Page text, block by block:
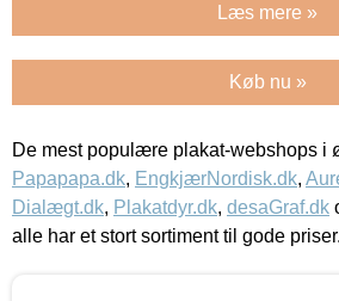
Læs mere »
Køb nu »
De mest populære plakat-webshops i
Papapapa.dk, EngkjærNordisk.dk,
Dialægt.dk, Plakatdyr.dk, desaGraf.dk
alle har et stort sortiment til gode priser.